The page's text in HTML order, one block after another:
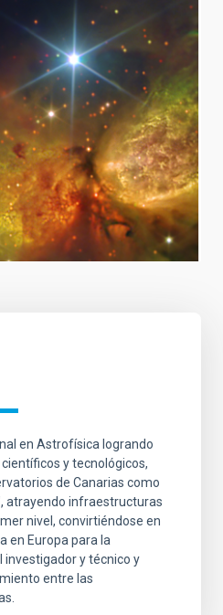
en Astrofísica logrando
y tecnológicos,
de Canarias como
atrayendo infraestructuras
nivel, convirtiéndose en
en Europa para la
y técnico y
entre las